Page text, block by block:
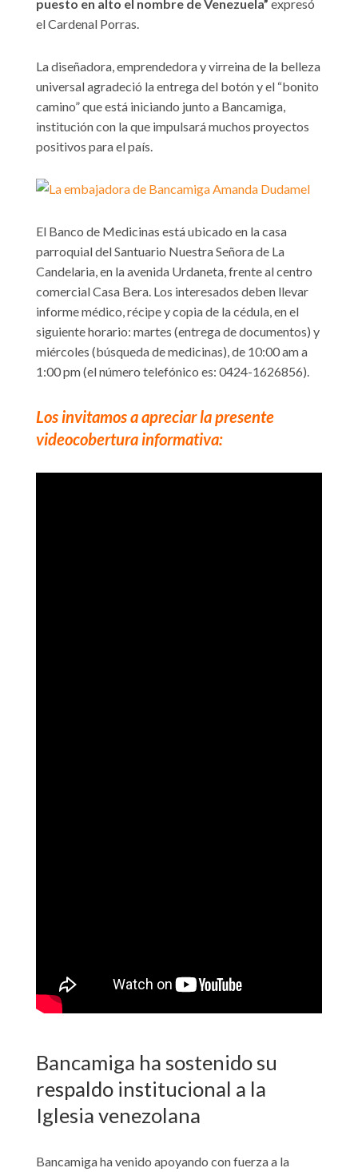
puesto en alto el nombre de Venezuela” expresó
el Cardenal Porras.
La diseñadora, emprendedora y virreina de la belleza
universal agradeció la entrega del botón y el “bonito
camino” que está iniciando junto a Bancamiga,
institución con la que impulsará muchos proyectos
positivos para el país.
El Banco de Medicinas está ubicado en la casa
parroquial del Santuario Nuestra Señora de La
Candelaria, en la avenida Urdaneta, frente al centro
comercial Casa Bera. Los interesados deben llevar
informe médico, récipe y copia de la cédula, en el
siguiente horario: martes (entrega de documentos) y
miércoles (búsqueda de medicinas), de 10:00 am a
1:00 pm (el número telefónico es: 0424-1626856).
Los invitamos a apreciar la presente
videocobertura informativa:
Bancamiga ha sostenido su
respaldo institucional a la
Iglesia venezolana
Bancamiga ha venido apoyando con fuerza a la